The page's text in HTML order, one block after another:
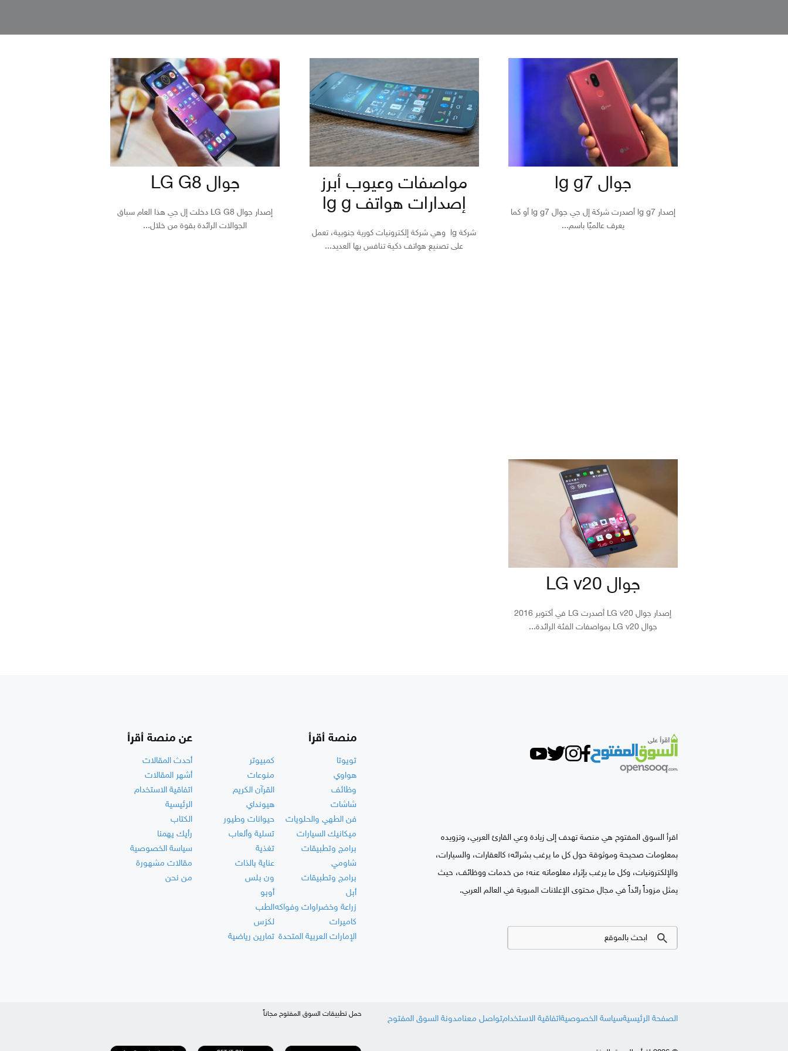
جوال lg g7
إصدار lg g7 أصدرت شركة إل جي جوال lg g7 أو كما
يعرف عالميًا باسم...
مواصفات وعيوب أبرز
إصدارات هواتف lg g
شركة lg وهي شركة إلكترونيات كورية جنوبية، تعمل
على تصنيع هواتف ذكية تنافس بها العديد...
جوال LG G8
إصدار جوال LG G8 دخلت إل جي هذا العام سباق
الجوالات الرائدة بقوة من خلال...
جوال LG v20
إصدار جوال LG v20 أصدرت LG في أكتوبر 2016
جوال LG v20 بمواصفات الفئة الرائدة...
اقرأ السوق المفتوح هي منصة تهدف إلى زيادة وعي القارئ العربي، وتزويده
بمعلومات صحيحة وموثوقة حول كل ما يرغب بشرائه؛ كالعقارات، والسيارات،
والإلكترونيات، وكل ما يرغب بإثراء معلوماته عنه؛ من خدمات ووظائف، حيث
يمثل مزوداً رائداً في مجال محتوى الإعلانات المبوبة في العالم العربي.
منصة أقرأ
تويوتا
كمبيوتر
هواوي
منوعات
وظائف
القرآن الكريم
شاشات
هيونداي
فن الطهي والحلويات
حيوانات وطيور
ميكانيك السيارات
تسلية وألعاب
برامج وتطبيقات
تغذية
شاومي
عناية بالذات
برامج وتطبيقات
ون بلس
أبل
أوبو
زراعة وخضراوات وفواكهالطب
كاميرات
لكزس
الإمارات العربية المتحدة تمارين رياضية
عن منصة أقرأ
أحدث المقالات
أشهر المقالات
اتفاقية الاستخدام
الرئيسية
الكتاب
رأيك يهمنا
سياسة الخصوصية
مقالات مشهورة
من نحن
الصفحة الرئيسيةسياسة الخصوصيةاتفاقية الاستخدامتواصل معنامدونة السوق المفتوح حمل تطبيقات السوق المفتوح مجاناً